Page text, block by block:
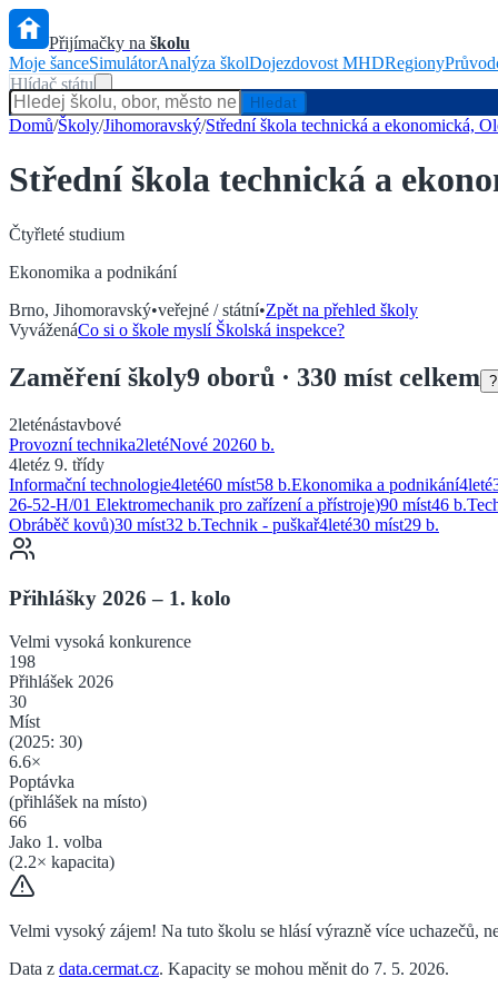
Přijímačky na školu
Moje šanceSimulátorAnalýza školDojezdovost MHDRegiony
Hlídač státu
Hledat
Domů/Školy/Jihomoravský/Střední škola technická a ekonomická,
Střední škola technická a
Čtyřleté studium
Ekonomika a podnikání
Brno, Jihomoravský•veřejné / státní•Zpět na přehled školy
VyváženáCo si o škole myslí Školská inspekce?
Zaměření školy9 oborů · 330 míst celkem ?
2leténástavbové
Provozní technika2letéNové 20260 b.
4letéz 9. třídy
Informační technologie4leté60 míst58 b.Ekonomika a podnikání4leté
26-52-H/01 Elektromechanik pro zařízení a přístroje)90 míst46 b.
Obráběč kovů)30 míst32 b.Technik - puškař4leté30 míst29 b.
Přihlášky 2026 – 1. kolo
Velmi vysoká konkurence
198
Přihlášek 2026
30
Míst
(2025: 30)
6.6×
Poptávka
(přihlášek na místo)
66
Jako 1. volba
(2.2× kapacita)
Velmi vysoký zájem! Na tuto školu se hlásí výrazně více uchazečů,
Data z data.cermat.cz. Kapacity se mohou měnit do 7. 5. 2026.